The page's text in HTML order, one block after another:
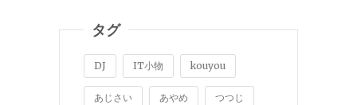
タグ
DJ IT小物 kouyou
あじさい あやめ つつじ